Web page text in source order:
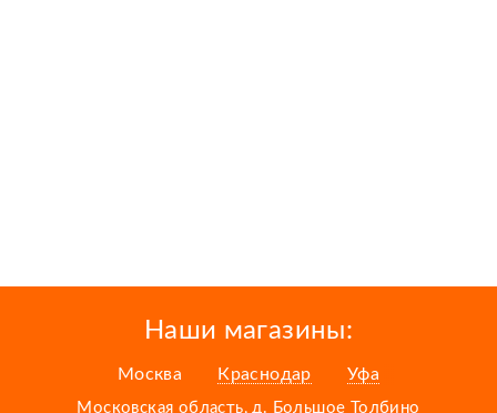
Наши магазины:
Москва Краснодар Уфа
Московская область, д. Большое Толбино